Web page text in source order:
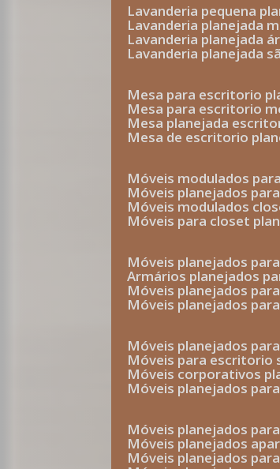
lavanderia pequena
lavanderia planejada
lavanderia planejada
lavanderia planejada
mesa para escritorio
mesa para escritorio
mesa planejada
mesa de escritorio
móveis modulados
móveis planejados
móveis modulados
móveis para closet
móveis planejados
armários planejados
móveis planejados
móveis planejados
móveis planejados
móveis para
móveis corporativos
móveis planejados
móveis planejados
móveis planejados
móveis planejados